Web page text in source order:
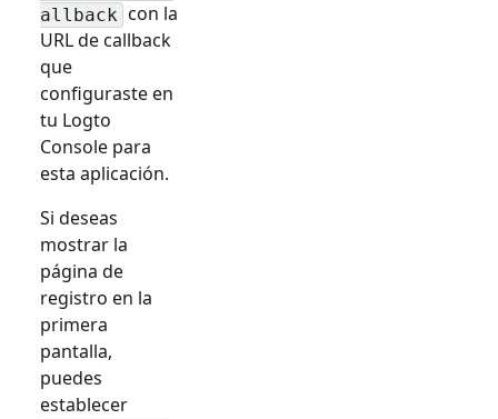
allback con la
URL de callback
que
configuraste en
tu Logto
Console para
esta aplicación.
Si deseas
mostrar la
página de
registro en la
primera
pantalla,
puedes
establecer